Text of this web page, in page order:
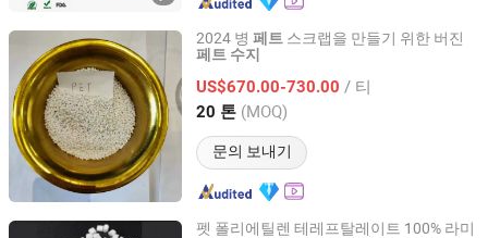
2024 병 페트 스크랩을 만들기 위한 버진
페트 수지
US$670.00-730.00 / 티
20 톤 (MOQ)
문의 보내기
Beijing Ou Yuan Sheng Fa Plastic Products Co., Ltd.
Beijing, China 이후 2013
펫 폴리에틸렌 테레프탈레이트 100% 라미